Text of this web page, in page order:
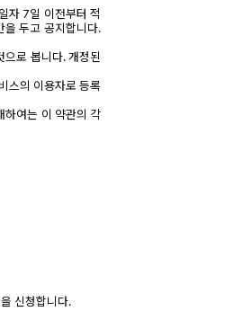
자 7일 이전부터 적
을 두고 공지합니다.
로 봅니다. 개정된
스의 이용자로 등록
하여는 이 약관의 각
신청합니다.